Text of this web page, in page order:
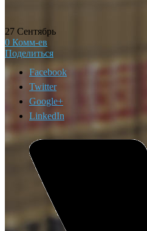
27 Сентябрь
0 Комм-ев
Поделиться
Facebook
Twitter
Google+
LinkedIn